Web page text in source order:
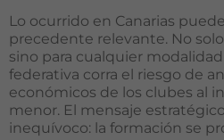
Lo ocurrido en Canarias
precedente relevante. No
sino para cualquier
federativa corra el riesgo de
económicos de los clubes al
menor. El mensaje
inequívoco: la formación se